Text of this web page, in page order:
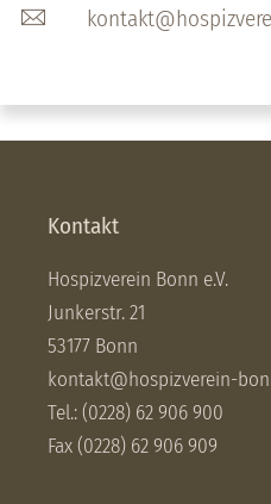
Kontakt
Hospizverein Bonn e.V.
Junkerstr. 21
53177 Bonn
kontakt@hospizverein-
Tel.: (0228) 62 906 900
Fax (0228) 62 906 909